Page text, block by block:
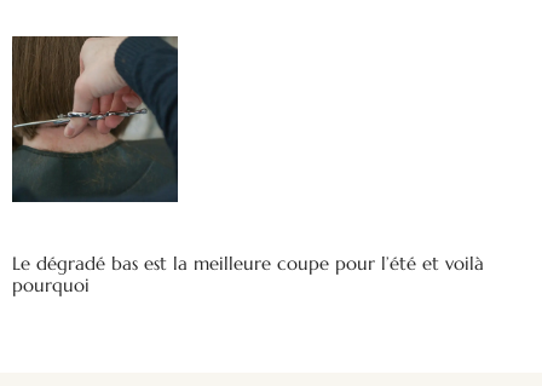
Le dégradé bas est la meilleure coupe pour l’été et voilà
pourquoi